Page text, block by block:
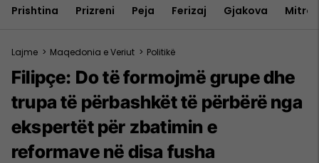
Prishtina Prizreni Peja Ferizaj Gjakova
Lajme > Maqedonia e Veriut > Politikë
Filipçe: Do të formojmë grupe dhe
trupa të përbashkët të përbërë nga
ekspertët për zbatimin e
reformave në disa fusha